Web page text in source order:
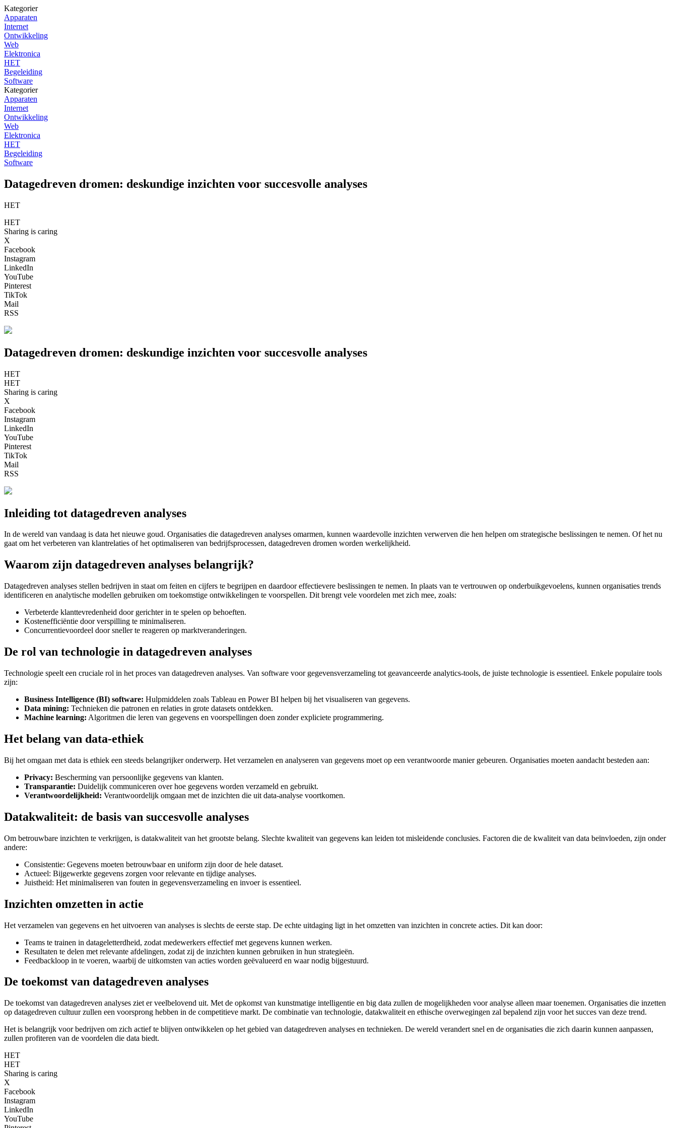
Kategorier
Apparaten
Internet
Ontwikkeling
Web
Elektronica
HET
Begeleiding
Software
Kategorier
Apparaten
Internet
Ontwikkeling
Web
Elektronica
HET
Begeleiding
Software
Datagedreven dromen: deskundige inzichten voor succesvolle analyses
HET
HET
Sharing is caring
X
Facebook
Instagram
LinkedIn
YouTube
Pinterest
TikTok
Mail
RSS
Datagedreven dromen: deskundige inzichten voor succesvolle analyses
HET
HET
Sharing is caring
X
Facebook
Instagram
LinkedIn
YouTube
Pinterest
TikTok
Mail
RSS
Inleiding tot datagedreven analyses
In de wereld van vandaag is data het nieuwe goud. Organisaties die datagedreven analyses omarmen, kunnen waardevolle inzichten verwerven die hen helpen om strategische beslissingen te nemen. Of het nu
gaat om het verbeteren van klantrelaties of het optimaliseren van bedrijfsprocessen, datagedreven dromen worden werkelijkheid.
Waarom zijn datagedreven analyses belangrijk?
Datagedreven analyses stellen bedrijven in staat om feiten en cijfers te begrijpen en daardoor effectievere beslissingen te nemen. In plaats van te vertrouwen op onderbuikgevoelens, kunnen organisaties trends
identificeren en analytische modellen gebruiken om toekomstige ontwikkelingen te voorspellen. Dit brengt vele voordelen met zich mee, zoals:
Verbeterde klanttevredenheid door gerichter in te spelen op behoeften.
Kostenefficiëntie door verspilling te minimaliseren.
Concurrentievoordeel door sneller te reageren op marktveranderingen.
De rol van technologie in datagedreven analyses
Technologie speelt een cruciale rol in het proces van datagedreven analyses. Van software voor gegevensverzameling tot geavanceerde analytics-tools, de juiste technologie is essentieel. Enkele populaire tools
zijn:
Business Intelligence (BI) software: Hulpmiddelen zoals Tableau en Power BI helpen bij het visualiseren van gegevens.
Data mining: Technieken die patronen en relaties in grote datasets ontdekken.
Machine learning: Algoritmen die leren van gegevens en voorspellingen doen zonder expliciete programmering.
Het belang van data-ethiek
Bij het omgaan met data is ethiek een steeds belangrijker onderwerp. Het verzamelen en analyseren van gegevens moet op een verantwoorde manier gebeuren. Organisaties moeten aandacht besteden aan:
Privacy: Bescherming van persoonlijke gegevens van klanten.
Transparantie: Duidelijk communiceren over hoe gegevens worden verzameld en gebruikt.
Verantwoordelijkheid: Verantwoordelijk omgaan met de inzichten die uit data-analyse voortkomen.
Datakwaliteit: de basis van succesvolle analyses
Om betrouwbare inzichten te verkrijgen, is datakwaliteit van het grootste belang. Slechte kwaliteit van gegevens kan leiden tot misleidende conclusies. Factoren die de kwaliteit van data beïnvloeden, zijn onder
andere:
Consistentie: Gegevens moeten betrouwbaar en uniform zijn door de hele dataset.
Actueel: Bijgewerkte gegevens zorgen voor relevante en tijdige analyses.
Juistheid: Het minimaliseren van fouten in gegevensverzameling en invoer is essentieel.
Inzichten omzetten in actie
Het verzamelen van gegevens en het uitvoeren van analyses is slechts de eerste stap. De echte uitdaging ligt in het omzetten van inzichten in concrete acties. Dit kan door:
Teams te trainen in datageletterdheid, zodat medewerkers effectief met gegevens kunnen werken.
Resultaten te delen met relevante afdelingen, zodat zij de inzichten kunnen gebruiken in hun strategieën.
Feedbackloop in te voeren, waarbij de uitkomsten van acties worden geëvalueerd en waar nodig bijgestuurd.
De toekomst van datagedreven analyses
De toekomst van datagedreven analyses ziet er veelbelovend uit. Met de opkomst van kunstmatige intelligentie en big data zullen de mogelijkheden voor analyse alleen maar toenemen. Organisaties die inzetten
op datagedreven cultuur zullen een voorsprong hebben in de competitieve markt. De combinatie van technologie, datakwaliteit en ethische overwegingen zal bepalend zijn voor het succes van deze trend.
Het is belangrijk voor bedrijven om zich actief te blijven ontwikkelen op het gebied van datagedreven analyses en technieken. De wereld verandert snel en de organisaties die zich daarin kunnen aanpassen,
zullen profiteren van de voordelen die data biedt.
HET
HET
Sharing is caring
X
Facebook
Instagram
LinkedIn
YouTube